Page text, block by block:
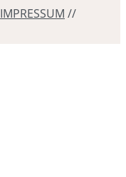
IMPRESSUM //